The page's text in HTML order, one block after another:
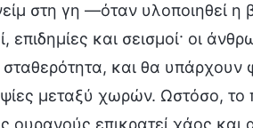
στη γη —όταν υλοποιηθεί
επιδημίες και σεισμοί· οι
σταθερότητα, και θα
μεταξύ χωρών. Ωστόσο,
επικρατεί χάος και